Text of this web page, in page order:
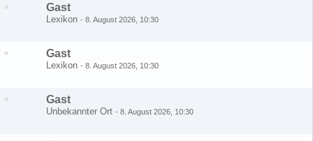
Gast
Lexikon - 8. August 2026, 10:30
Gast
Lexikon - 8. August 2026, 10:30
Gast
Unbekannter Ort - 8. August 2026, 10:30